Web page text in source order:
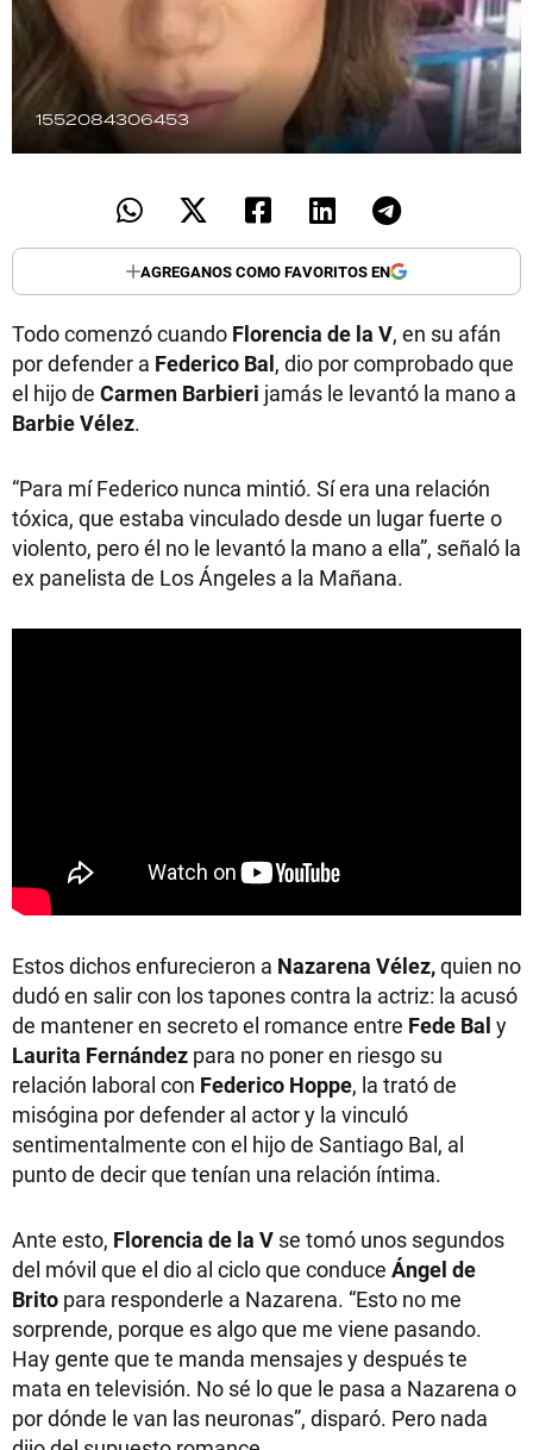
1552084306453
AGREGANOS COMO FAVORITOS EN
Todo comenzó cuando Florencia de la V, en su afán
por defender a Federico Bal, dio por comprobado que
el hijo de Carmen Barbieri jamás le levantó la mano a
Barbie Vélez.
“Para mí Federico nunca mintió. Sí era una relación
tóxica, que estaba vinculado desde un lugar fuerte o
violento, pero él no le levantó la mano a ella”, señaló la
ex panelista de Los Ángeles a la Mañana.
Estos dichos enfurecieron a Nazarena Vélez,quien no
dudó en salir con los tapones contra la actriz: la acusó
de mantener en secreto el romance entre Fede Bal y
Laurita Fernández para no poner en riesgo su
relación laboral con Federico Hoppe, la trató de
misógina por defender al actor y la vinculó
sentimentalmente con el hijo de Santiago Bal, al
punto de decir que tenían una relación íntima.
Ante esto, Florencia de la V se tomó unos segundos
del móvil que el dio al ciclo que conduce Ángel de
Brito para responderle a Nazarena. “Esto no me
sorprende, porque es algo que me viene pasando.
Hay gente que te manda mensajes y después te
mata en televisión. No sé lo que le pasa a Nazarena o
por dónde le van las neuronas”, disparó. Pero nada
Seguinos